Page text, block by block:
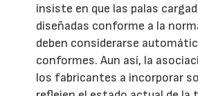
insiste en que las palas
diseñadas conforme a la
deben considerarse
conformes. Aun así, la
los fabricantes a incorporar